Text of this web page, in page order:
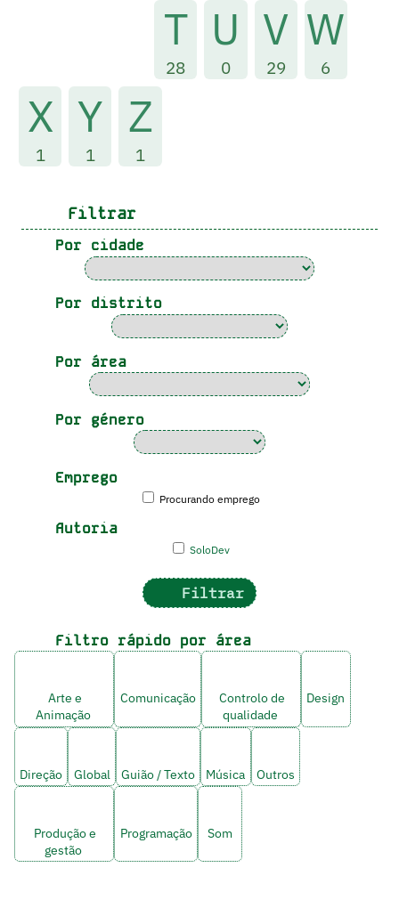
T
28
U
0
V
29
W
6
X
1
Y
1
Z
1
Filtrar
Por cidade
Por distrito
Por área
Por género
Emprego
Procurando emprego
Autoria
SoloDev
Filtrar
Filtro rápido por área
Arte e
Animação
Comunicação
Controlo de
qualidade
Design
Direção Global Guião / Texto Música Outros
Produção e
gestão
Programação Som